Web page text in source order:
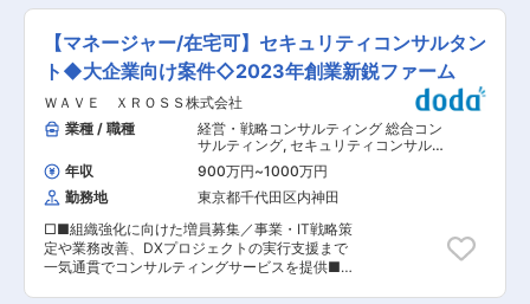
力・プレゼンテーション力 ・最新の国際金融規制
動向に関する知見 ・銀行・信託・証券の商品知識
やモデル知識 ■「成長と挑戦」をサポートする環
境： 自律的な成長をサポートするため、自己啓発
支援制度や資格取得支援制度も充実しており、そ
れぞれの成長ステージに応じたさまざまなプログ
ラムを活用することができます。行員一人ひとり
のやりたいことを後押しする制度として、自分自
身の興味・関心を知るためのさまざまなキャリア
研修を行うなど、その他多数の支援制度を用意し
ています。 変更の範囲：会社の定める業務
セスを担当します。 ■業務内容： ・格付モデル
の企画や新規開発 ・格付モデルのシステム実装企
画 ・格付関連データ（財務データ、実績データ
等）を用いたモデルの検証業務 ・モデルリスクマ
ネジメント体制の構築運営と当局対応 ・海外の関
係部署との連携による各種施策/プロジェクトの推
進 ■組織構成： ・融資企画部はMUFGの信用リ
スク管理をグループ・グローバルベースで所管
し、総勢約200名が所属。 ・格付・自己査定Grは
約30名在籍。 ■募集部署： MUFGグループの信
用リスク全般（融資関連の諸制度、権限ルール、
格付制度、自己査定・引当制度、RWA、ストレス
テスト等）をグローバルに統括する部署。各分野
のプロ人材が、国内外の関係部署や金融当局等と
も幅広く連携しながら、グループ横断的に各リス
ク管理に係る制度の企画や運用を担います。
【マネージャー/在宅可】セキュリティコンサルタン
ト◆大企業向け案件◇2023年創業新鋭ファーム
ＷＡＶＥ ＸＲＯＳＳ株式会社
業種 / 職種
経営・戦略コンサルティング 総合コン
サルティング, セキュリティコンサルタ
ント・アナリスト リスクコンサルタン
ト
年収 900万円~1000万円
勤務地
東京都千代田区内神田
□■組織強化に向けた増員募集／事業・IT戦略策
定や業務改善、DXプロジェクトの実行支援まで
一気通貫でコンサルティングサービスを提供■□